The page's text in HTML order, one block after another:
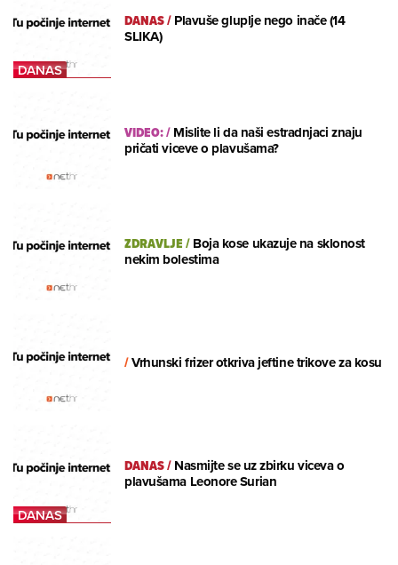
DANAS/Plavuše gluplje nego inače (14
SLIKA)
VIDEO:/Mislite li da naši estradnjaci znaju
pričati viceve o plavušama?
ZDRAVLJE/Boja kose ukazuje na sklonost
nekim bolestima
/Vrhunski frizer otkriva jeftine trikove za kosu
DANAS/Nasmijte se uz zbirku viceva o
plavušama Leonore Surian